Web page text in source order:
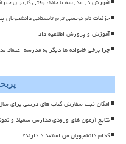
جزئیات نام نویسی ترم تابستانی دانشجویان
آموزش و پرورش اطلاعیه داد
چرا برخی خانواده ها دیگر به مدرسه اعتماد
امکان ثبت سفارش کتاب های درسی برای سال
نتایج آزمون های ورودی مدارس سمپاد و
کدام دانشجویان من استعداد دارند؟